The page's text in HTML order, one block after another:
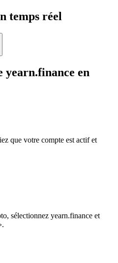
temps réel
yearn.finance en
que votre compte est actif et
sélectionnez yearn.finance et